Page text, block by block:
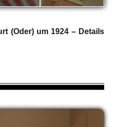
(Oder) um 1924 – Details